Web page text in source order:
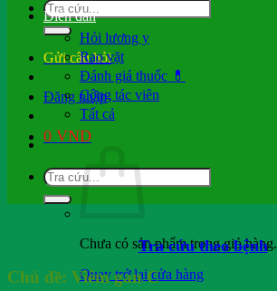
Gửi câu hỏi
Đăng nhập
0 VND
Chưa có sản phẩm trong giỏ hàng.
Quay trở lại cửa hàng
Diễn đàn
Hỏi lương y
Rao vặt
Đánh giá thuốc 💊
Cộng tác viên
Tất cả
Tra cứu theo bệnh
Chủ đề: Viêm gan C